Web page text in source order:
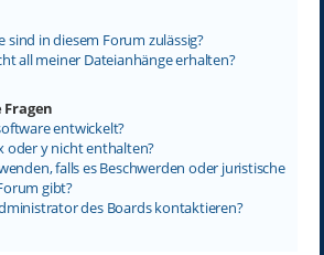
sind in diesem Forum zulässig?
all meiner Dateianhänge erhalten?
entwickelt?
oder y nicht enthalten?
falls es Beschwerden oder juristische
gibt?
des Boards kontaktieren?